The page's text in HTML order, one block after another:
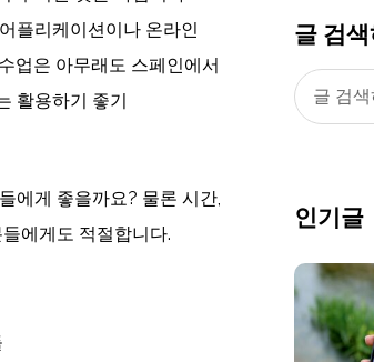
플리케이션이나 온라인
업은 아무래도 스페인에서
활용하기 좋기
에게 좋을까요? 물론 시간,
에게도 적절합니다.
글 검
인기글